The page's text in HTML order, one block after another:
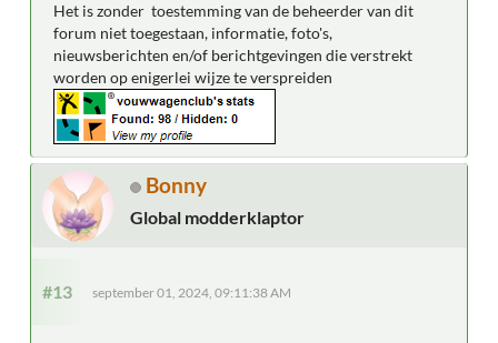
Het is zonder toestemming van de beheerder van dit
forum niet toegestaan, informatie, foto's,
nieuwsberichten en/of berichtgevingen die verstrekt
worden op enigerlei wijze te verspreiden
Bonny
Global modderklaptor
#13 september 01, 2024, 09:11:38 AM